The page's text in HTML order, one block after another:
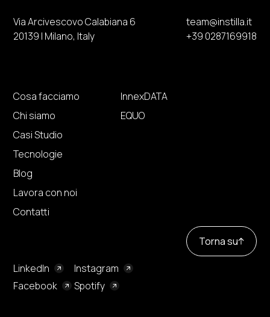
Via Arcivescovo Calabiana 6
20139 | Milano, Italy
team@instilla.it
+39 0287169918
Cosa facciamo
Chi siamo
Casi Studio
Tecnologie
Blog
Lavora con noi
Contatti
InnexDATA
EQUO
LinkedIn
Instagram
Facebook
Spotify
Torna su